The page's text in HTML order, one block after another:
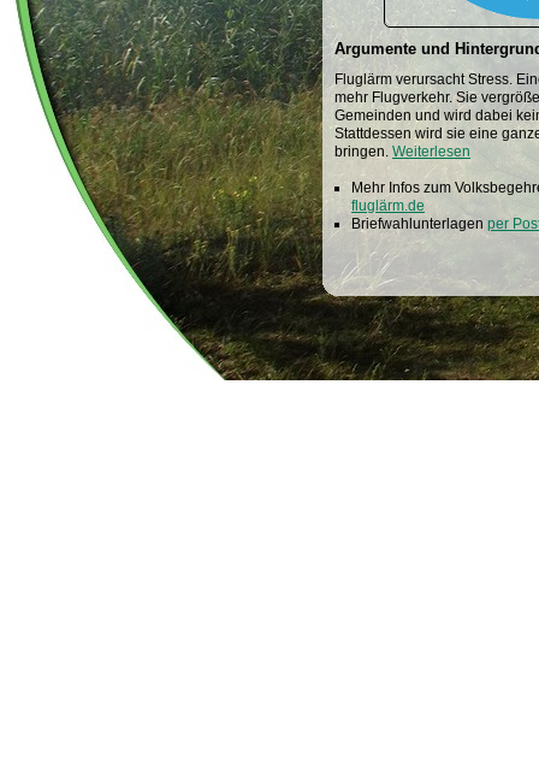
Argumente und
Fluglärm verursacht Stress.
mehr Flugverkehr. Sie
Gemeinden und wird dabei
Stattdessen wird sie eine
bringen. Weiterlesen
Mehr Infos zum
fluglärm.de
Briefwahlunterlagen per